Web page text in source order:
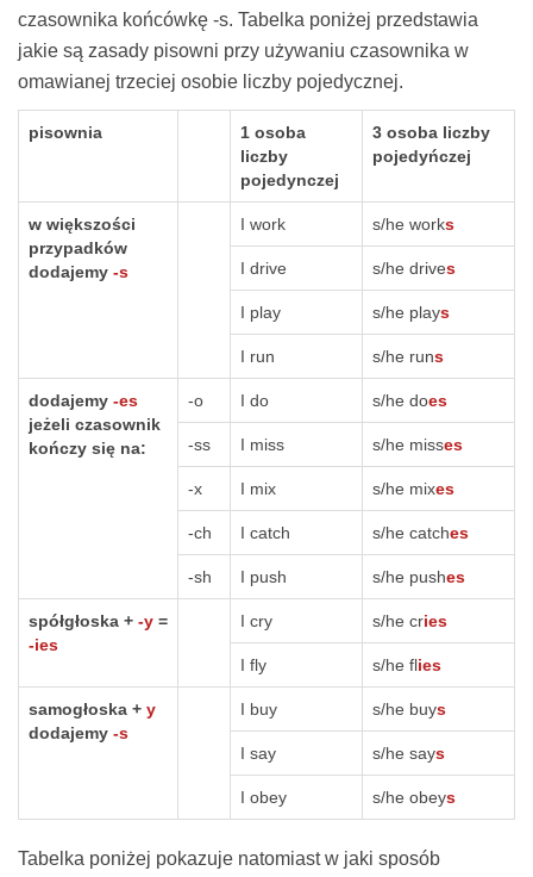
czasownika końcówkę -s. Tabelka poniżej przedstawia
jakie są zasady pisowni przy używaniu czasownika w
omawianej trzeciej osobie liczby pojedycznej.
pisownia
1 osoba
liczby
pojedynczej
3 osoba liczby
pojedyńczej
w większości
przypadków
dodajemy -s
I work s/he works
I drive s/he drives
I play s/he plays
I run s/he runs
dodajemy -es
jeżeli czasownik
kończy się na:
-o I do s/he does
-ss I miss s/he misses
-x I mix s/he mixes
-ch I catch s/he catches
-sh I push s/he pushes
spółgłoska + -y =
-ies
I cry s/he cries
I fly s/he flies
samogłoska + y
dodajemy -s
I buy s/he buys
I say s/he says
I obey s/he obeys
Tabelka poniżej pokazuje natomiast w jaki sposób